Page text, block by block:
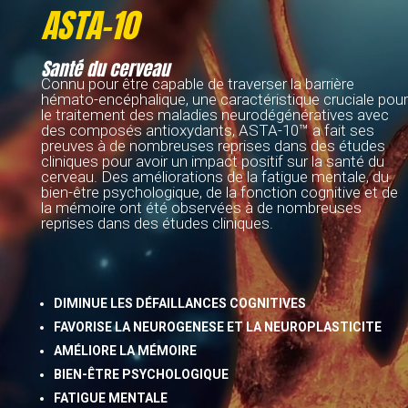
ASTA-10
Santé du cerveau
Connu pour être capable de traverser la barrière
hémato-encéphalique, une caractéristique cruciale pour
le traitement des maladies neurodégénératives avec
des composés antioxydants, ASTA-10™ a fait ses
preuves à de nombreuses reprises dans des études
cliniques pour avoir un impact positif sur la santé du
cerveau. Des améliorations de la fatigue mentale, du
bien-être psychologique, de la fonction cognitive etde
la mémoire ont été observées à de nombreuses
reprises dans des études cliniques.
DIMINUE LES DÉFAILLANCES COGNITIVES
FAVORISE LA NEUROGENESE ET LA NEUROPLASTICITE
AMÉLIORE LA MÉMOIRE
BIEN-ÊTRE PSYCHOLOGIQUE
FATIGUE MENTALE